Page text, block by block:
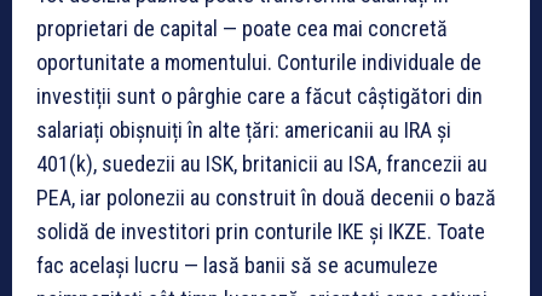
proprietari de capital — poate cea mai concretă
oportunitate a momentului. Conturile individuale de
investiții sunt o pârghie care a făcut câștigători din
salariați obișnuiți în alte țări: americanii au IRA și
401(k), suedezii au ISK, britanicii au ISA, francezii au
PEA, iar polonezii au construit în două decenii o bază
solidă de investitori prin conturile IKE și IKZE. Toate
fac același lucru — lasă banii să se acumuleze